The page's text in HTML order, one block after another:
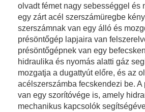
olvadt fémet nagy sebességgel és
egy zárt acél szerszámüregbe
szerszámnak van egy álló és
présöntőgép lapjaira van
présöntőgépnek van egy
hidraulika és nyomás alatti gáz
mozgatja a dugattyút előre, és az
acélszerszámba fecskendezi be. A
van egy szorítóvége is, amely
mechanikus kapcsolók